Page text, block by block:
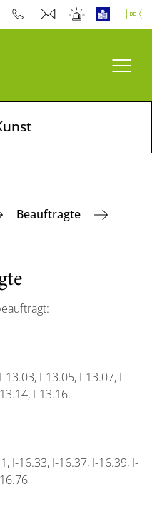
Beauftragte
13.03, I-13.05, I-13.07, I-
I-13.16.
I-16.33, I-16.37, I-16.39, I-